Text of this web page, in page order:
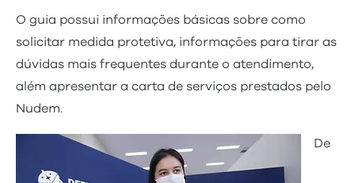
O guia possui informações básicas sobre como
solicitar medida protetiva, informações para tirar as
dúvidas mais frequentes durante o atendimento,
além apresentar a carta de serviços prestados pelo
Nudem.
De